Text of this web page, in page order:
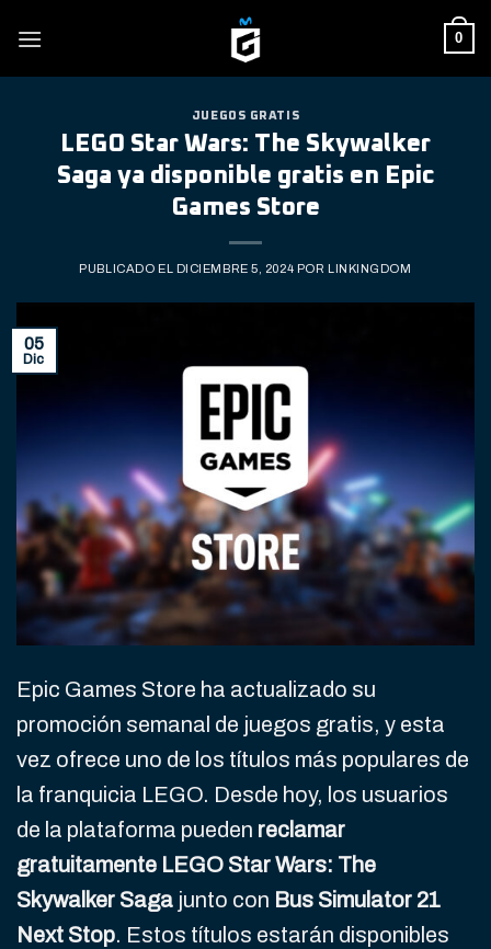
0
JUEGOS GRATIS
LEGO Star Wars: The Skywalker
Saga ya disponible gratis en Epic
Games Store
PUBLICADO EL DICIEMBRE 5, 2024 POR LINKINGDOM
05
Dic
Epic Games Store ha actualizado su
promoción semanal de juegos gratis, y esta
vez ofrece uno de los títulos más populares de
la franquicia LEGO. Desde hoy, los usuarios
de la plataforma pueden reclamar
gratuitamente LEGO Star Wars: The
Skywalker Saga junto con Bus Simulator 21
Next Stop. Estos títulos estarán disponibles